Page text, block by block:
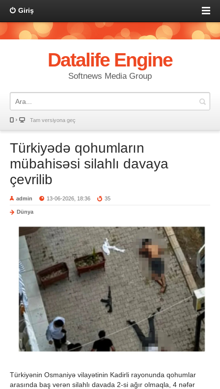
Giriş
Datalife Engine
Softnews Media Group
Tam versiyona geç
Türkiyədə qohumların
mübahisəsi silahlı davaya
çevrilib
admin 13-06-2026, 18:36 35
Dünya
Türkiyənin Osmaniyə vilayətinin Kadirli rayonunda qohumlar
arasında baş verən silahlı davada 2-si ağır olmaqla, 4 nəfər